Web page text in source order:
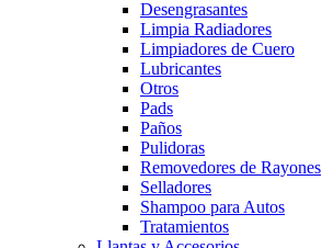
Desengrasantes
Limpia Radiadores
Limpiadores de Cuero
Lubricantes
Otros
Pads
Paños
Pulidoras
Removedores de Rayones
Selladores
Shampoo para Autos
Tratamientos